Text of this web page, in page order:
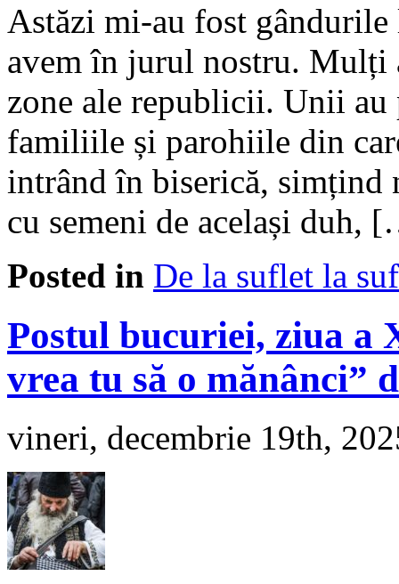
Astăzi mi-au fost
avem în jurul nostru.
zone ale republicii. Unii au
familiile și parohiile din
intrând în biserică,
cu semeni de același duh,
Posted in De la suflet la
Postul bucuriei, ziua a
vrea tu să o mănânci”
vineri, decembrie 19th,